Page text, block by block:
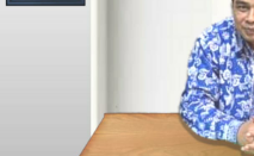
ENTREPRENEURSHIP